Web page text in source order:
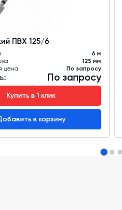
Италия), или нержавейки
работы шнека по тянущей
от длины и
ПВХ 125/6
6 м
125 мм
цена
По запросу
По запросу
Купить в 1 клик
в корзину